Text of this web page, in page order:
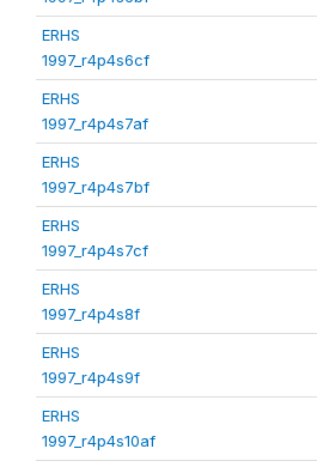
ERHS
1997_r4p4s6cf
ERHS
1997_r4p4s7af
ERHS
1997_r4p4s7bf
ERHS
1997_r4p4s7cf
ERHS
1997_r4p4s8f
ERHS
1997_r4p4s9f
ERHS
1997_r4p4s10af